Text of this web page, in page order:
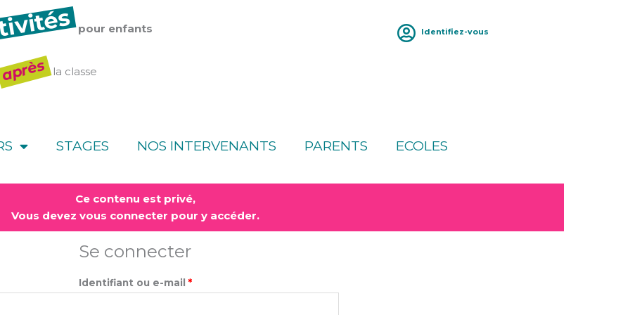
pour enfants
après la classe
Identifiez-vous
STAGES NOS INTERVENANTS PARENTS ECOLES
Ce contenu est privé,
Vous devez vous connecter pour y accéder.
Se connecter
Identifiant ou e-mail *
Obligatoire